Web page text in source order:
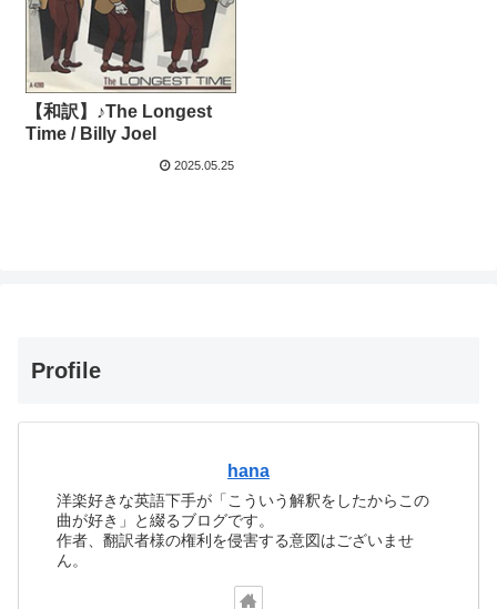
【和訳】♪The Longest
Time / Billy Joel
2025.05.25
Profile
hana
洋楽好きな英語下手が「こういう解釈をしたからこの
曲が好き」と綴るブログです。
作者、翻訳者様の権利を侵害する意図はございませ
ん。